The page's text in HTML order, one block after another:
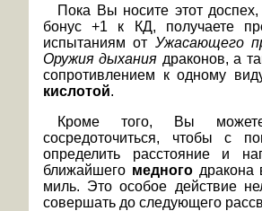
Пока Вы носите этот
бонус +1 к КД, получаете
испытаниям от Ужасающего
Оружия дыхания драконов, а
сопротивлением к одному
кислотой.
Кроме того, Вы
сосредоточиться, чтобы с
определить расстояние и
ближайшего медногодракона
миль. Это особое действие
совершать до следующего